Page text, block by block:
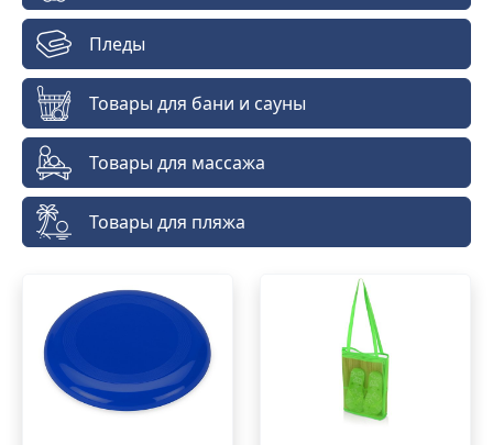
Пледы
Товары для бани и сауны
Товары для массажа
Товары для пляжа